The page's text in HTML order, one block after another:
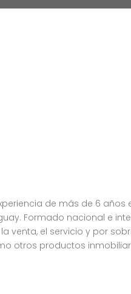
de más de 6 años
Formado nacional e
venta, el servicio y por
otros productos